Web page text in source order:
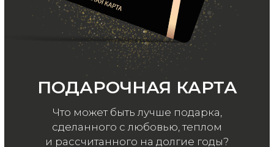
ООО «МИР КАШЕМИРА» © 2023
Все права защищены.
конфиденциальности